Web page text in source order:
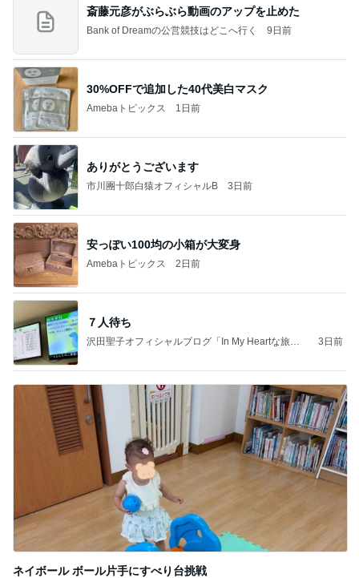
斎藤元彦がぶらぶら動画のアップを止めた
Bank of Dreamの公営競技はどこへ行く 9日前
30%OFFで追加した40代美白マスク
Amebaトピックス 1日前
ありがとうございます
市川團十郎白猿オフィシャルB 3日前
安っぽい100均の小箱が大変身
Amebaトピックス 2日前
７人待ち
沢田聖子オフィシャルブログ「In My Heartな旅日
3日前
ネイボール ボール片手にすべり台挑戦